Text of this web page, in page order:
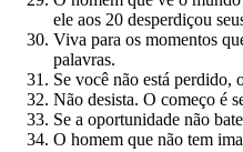
ele aos 20 desperdiçou
Viva para os momentos
palavras.
Se você não está perdido,
Não desista. O começo é
Se a oportunidade não
O homem que não tem